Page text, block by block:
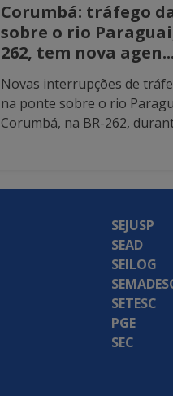
Corumbá: tráfego
sobre o rio
262, tem nova agen...
Novas interrupções de
na ponte sobre o rio
Corumbá, na BR-262,
SEJUSP
SEAD
SEILOG
SETESC
PGE
SEC